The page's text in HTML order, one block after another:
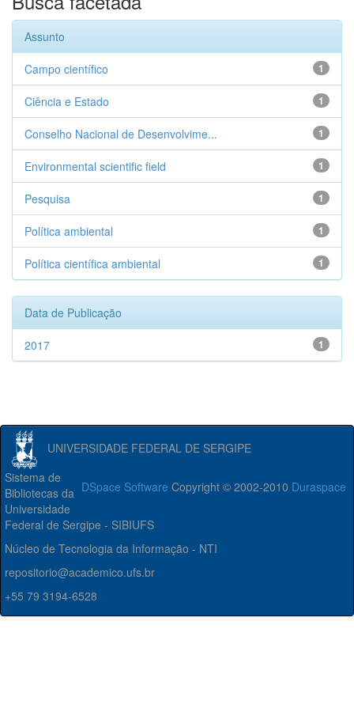
Assunto
1
Campo científico
1
Ciência e Estado
1
Conselho Nacional de Desenvolvime...
1
Environmental scientific field
1
Pesquisa
1
Política ambiental
1
Política científica ambiental
Data de Publicação
1
2017
UNIVERSIDADE FEDERAL DE SERGIPE
DSpace Software Copyright © 2002-2010 Duraspace
Sistema de
Bibliotecas da
Universidade
Federal de Sergipe - SIBIUFS
Núcleo de Tecnologia da Informação - NTI
repositorio@academico.ufs.br
+55 79 3194-6528